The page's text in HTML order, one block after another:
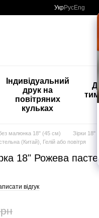
УкрРусEng
Індивідуальний
друк на
повітряних
кульках
малюнка 18" (45 см) Зірки 18"
(Китай), Гелій або повітря
18" Рожева
відгук